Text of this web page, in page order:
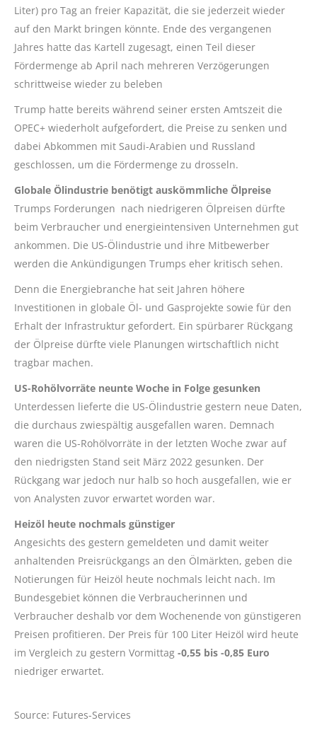
Liter) pro Tag an freier Kapazität, die sie jederzeit wieder
auf den Markt bringen könnte. Ende des vergangenen
Jahres hatte das Kartell zugesagt, einen Teil dieser
Fördermenge ab April nach mehreren Verzögerungen
schrittweise wieder zu beleben
Trump hatte bereits während seiner ersten Amtszeit die
OPEC+ wiederholt aufgefordert, die Preise zu senken und
dabei Abkommen mit Saudi-Arabien und Russland
geschlossen, um die Fördermenge zu drosseln.
Globale Ölindustrie benötigt auskömmliche Ölpreise
Trumps Forderungen nach niedrigeren Ölpreisen dürfte
beim Verbraucher und energieintensiven Unternehmen gut
ankommen. Die US-Ölindustrie und ihre Mitbewerber
werden die Ankündigungen Trumps eher kritisch sehen.
Denn die Energiebranche hat seit Jahren höhere
Investitionen in globale Öl- und Gasprojekte sowie für den
Erhalt der Infrastruktur gefordert. Ein spürbarer Rückgang
der Ölpreise dürfte viele Planungen wirtschaftlich nicht
tragbar machen.
US-Rohölvorräte neunte Woche in Folge gesunken
Unterdessen lieferte die US-Ölindustrie gestern neue Daten,
die durchaus zwiespältig ausgefallen waren. Demnach
waren die US-Rohölvorräte in der letzten Woche zwar auf
den niedrigsten Stand seit März 2022 gesunken. Der
Rückgang war jedoch nur halb so hoch ausgefallen, wie er
von Analysten zuvor erwartet worden war.
Heizöl heute nochmals günstiger
Angesichts des gestern gemeldeten und damit weiter
anhaltenden Preisrückgangs an den Ölmärkten, geben die
Notierungen für Heizöl heute nochmals leicht nach. Im
Bundesgebiet können die Verbraucherinnen und
Verbraucher deshalb vor dem Wochenende von günstigeren
Preisen profitieren. Der Preis für 100 Liter Heizöl wird heute
im Vergleich zu gestern Vormittag -0,55 bis -0,85 Euro
niedriger erwartet.
Source: Futures-Services